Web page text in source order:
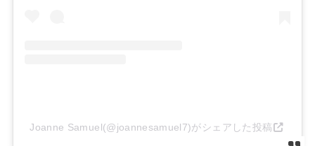
Joanne Samuel(@joannesamuel7)がシェアした投稿